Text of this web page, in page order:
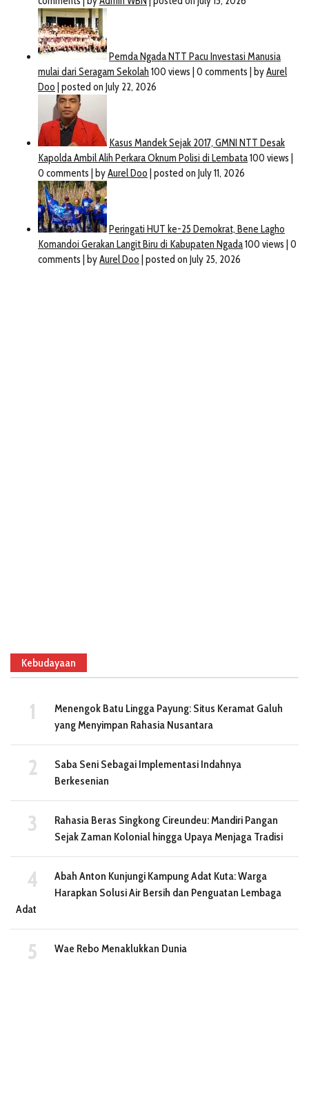
Kebudayaan
Menengok Batu Lingga Payung: Situs Keramat Galuh
yang Menyimpan Rahasia Nusantara
Saba Seni Sebagai Implementasi Indahnya
Berkesenian
Rahasia Beras Singkong Cireundeu: Mandiri Pangan
Sejak Zaman Kolonial hingga Upaya Menjaga Tradisi
Abah Anton Kunjungi Kampung Adat Kuta: Warga
Harapkan Solusi Air Bersih dan Penguatan Lembaga
Adat
Wae Rebo Menaklukkan Dunia